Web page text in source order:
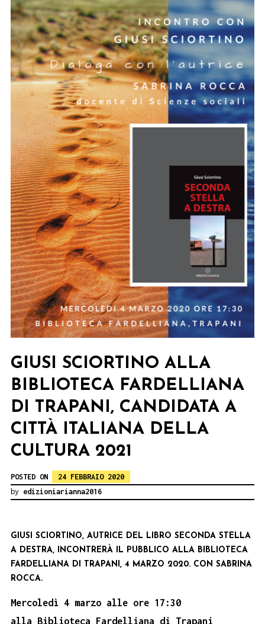
GIUSI SCIORTINO ALLA
BIBLIOTECA FARDELLIANA
DI TRAPANI, CANDIDATA A
CITTÀ ITALIANA DELLA
CULTURA 2021
POSTED ON
24 FEBBRAIO 2020
by edizioniarianna2016
GIUSI SCIORTINO, AUTRICE DEL LIBRO SECONDA STELLA
A DESTRA, INCONTRERÀ IL PUBBLICO ALLA BIBLIOTECA
FARDELLIANA DI TRAPANI, 4 MARZO 2020. CON SABRINA
ROCCA.
Mercoledì 4 marzo alle ore 17:30
alla Biblioteca Fardelliana di Trapani